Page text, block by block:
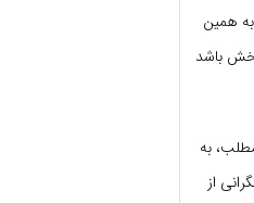
همین
باشد
به
از